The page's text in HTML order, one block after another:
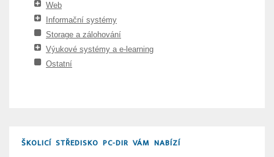
Web
Informační systémy
Storage a zálohování
Výukové systémy a e-learning
Ostatní
ŠKOLICÍ STŘEDISKO PC-DIR VÁM NABÍZÍ